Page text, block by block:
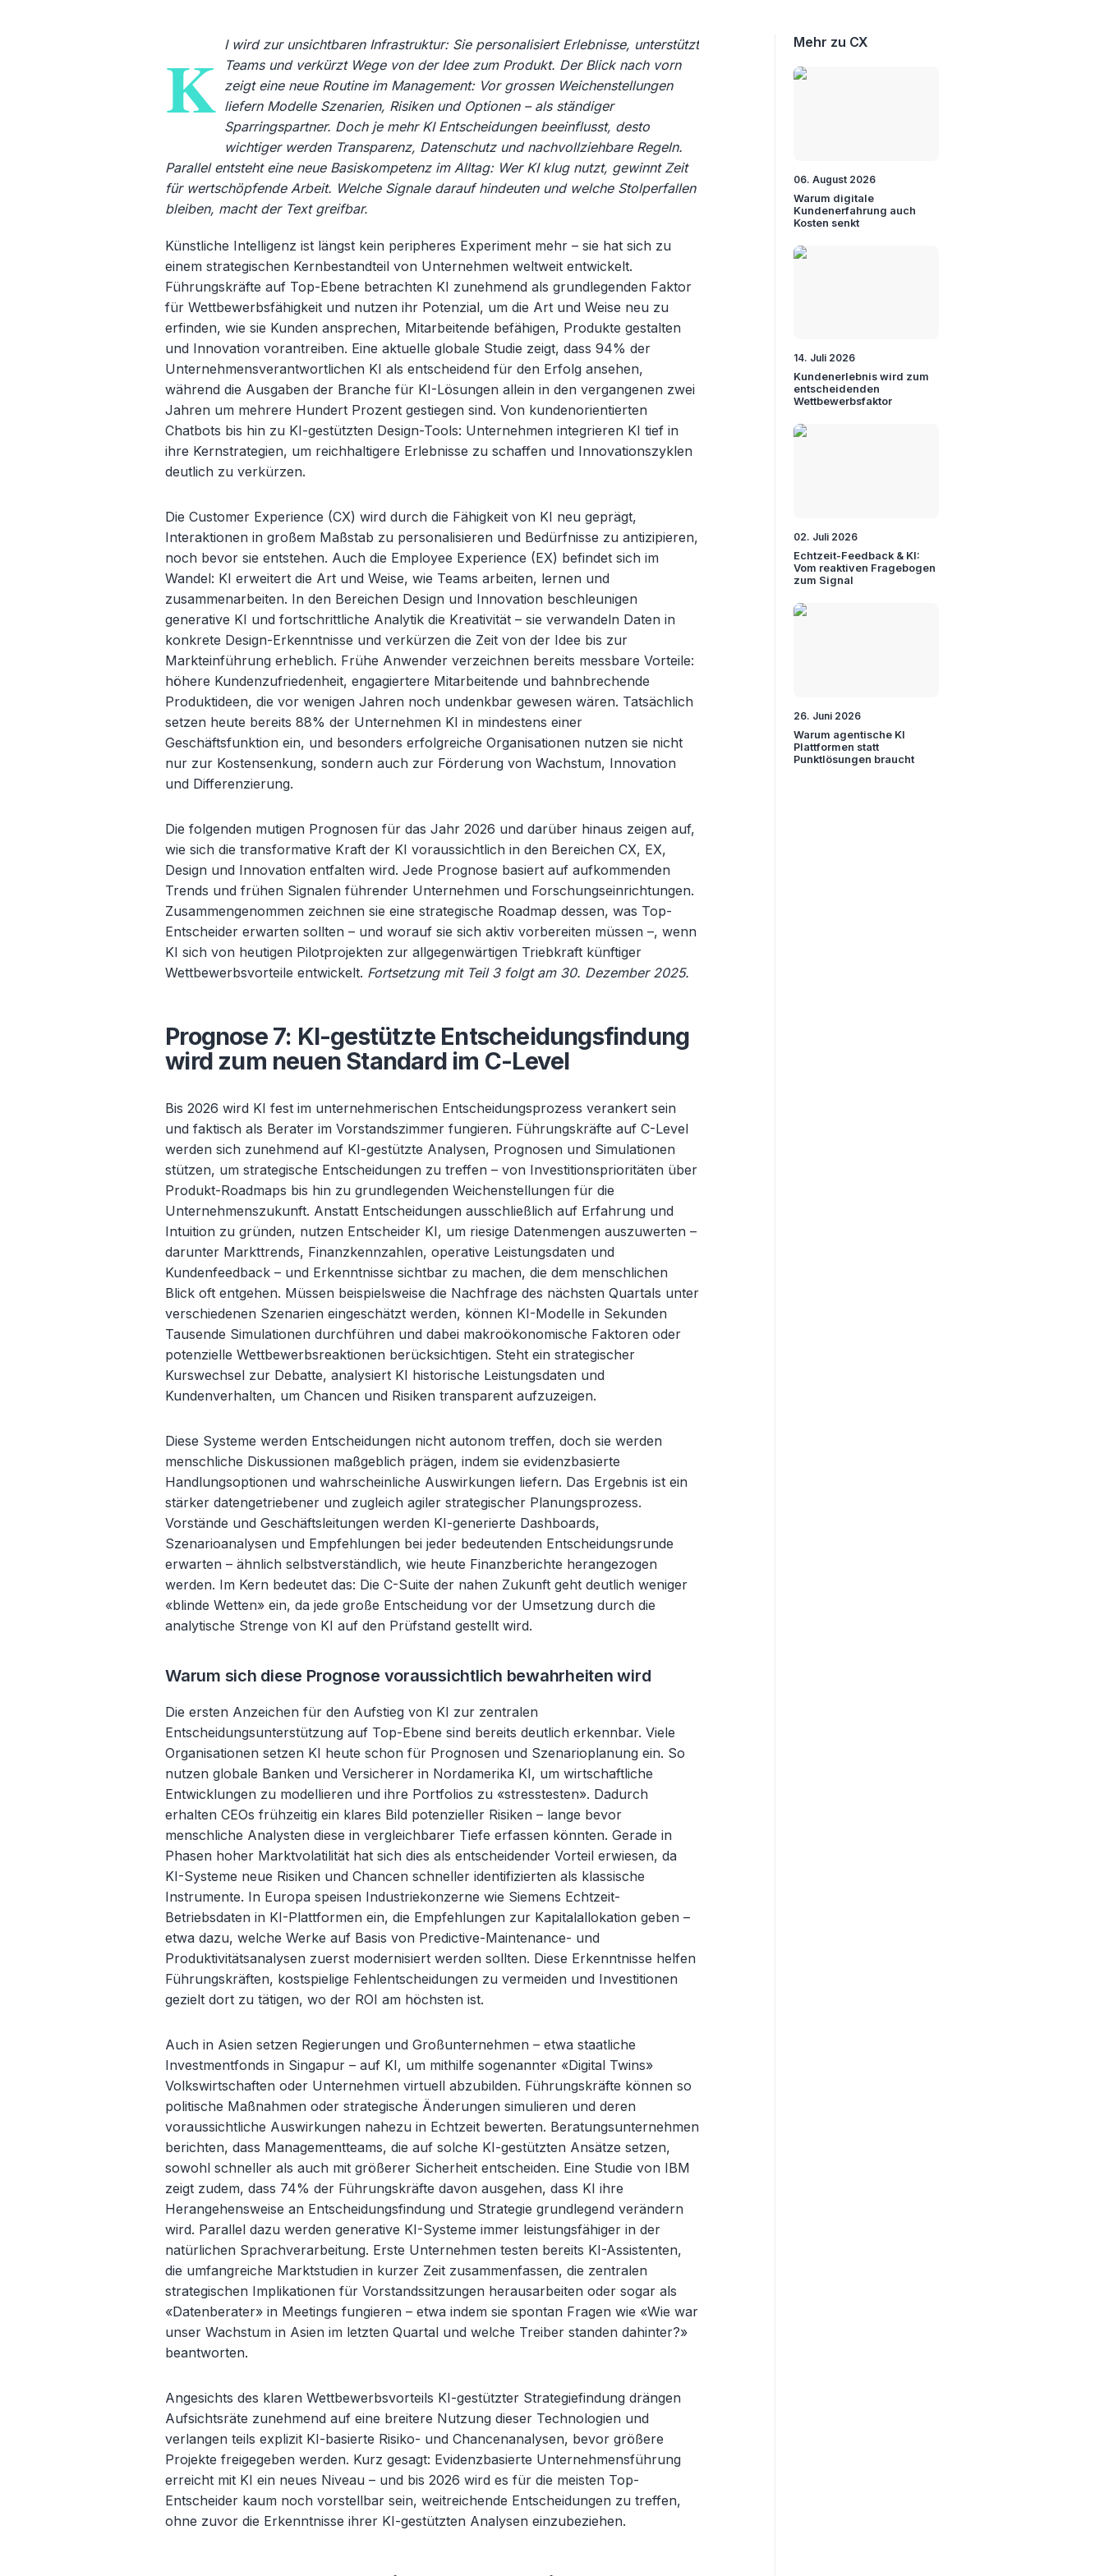
K I wird zur unsichtbaren Infrastruktur: Sie personalisiert Erlebnisse, unterstützt
Teams und verkürzt Wege von der Idee zum Produkt. Der Blick nach vorn
zeigt eine neue Routine im Management: Vor grossen Weichenstellungen
liefern Modelle Szenarien, Risiken und Optionen – als ständiger
Sparringspartner. Doch je mehr KI Entscheidungen beeinflusst, desto
wichtiger werden Transparenz, Datenschutz und nachvollziehbare Regeln.
Parallel entsteht eine neue Basiskompetenz im Alltag: Wer KI klug nutzt, gewinnt Zeit
für wertschöpfende Arbeit. Welche Signale darauf hindeuten und welche Stolperfallen
bleiben, macht der Text greifbar.
Künstliche Intelligenz ist längst kein peripheres Experiment mehr– sie hat sich zu
einem strategischen Kernbestandteil von Unternehmen weltweit entwickelt.
Führungskräfte auf Top-Ebene betrachten KI zunehmend als grundlegenden Faktor
für Wettbewerbsfähigkeit und nutzen ihr Potenzial, um die Art und Weise neu zu
erfinden, wie sie Kunden ansprechen, Mitarbeitende befähigen, Produkte gestalten
und Innovation vorantreiben. Eine aktuelle globale Studie zeigt, dass 94% der
Unternehmensverantwortlichen KI als entscheidend für den Erfolg ansehen,
während die Ausgaben der Branche für KI-Lösungen allein in den vergangenen zwei
Jahren um mehrere Hundert Prozent gestiegen sind. Von kundenorientierten
Chatbots bis hin zu KI-gestützten Design-Tools: Unternehmen integrieren KI tief in
ihre Kernstrategien, um reichhaltigere Erlebnisse zu schaffen und Innovationszyklen
deutlich zu verkürzen.
Die Customer Experience (CX) wird durch die Fähigkeit von KI neu geprägt,
Interaktionen in großem Maßstab zu personalisieren und Bedürfnisse zu antizipieren,
noch bevor sie entstehen. Auch die Employee Experience (EX) befindet sich im
Wandel: KI erweitert die Art und Weise, wie Teams arbeiten, lernen und
zusammenarbeiten. In den Bereichen Design und Innovation beschleunigen
generative KI und fortschrittliche Analytik die Kreativität– sie verwandeln Daten in
konkrete Design-Erkenntnisse und verkürzen die Zeit von der Idee bis zur
Markteinführung erheblich. Frühe Anwender verzeichnen bereits messbare Vorteile:
höhere Kundenzufriedenheit, engagiertere Mitarbeitende und bahnbrechende
Produktideen, die vor wenigen Jahren noch undenkbar gewesen wären. Tatsächlich
setzen heute bereits 88% der Unternehmen KI in mindestens einer
Geschäftsfunktion ein, und besonders erfolgreiche Organisationen nutzen sie nicht
nur zur Kostensenkung, sondern auch zur Förderung von Wachstum, Innovation
und Differenzierung.
Die folgenden mutigen Prognosen für das Jahr 2026 und darüber hinaus zeigen auf,
wie sich die transformative Kraft der KI voraussichtlich in den Bereichen CX, EX,
Design und Innovation entfalten wird. Jede Prognose basiert auf aufkommenden
Trends und frühen Signalen führender Unternehmen und Forschungseinrichtungen.
Zusammengenommen zeichnen sie eine strategische Roadmap dessen, was Top-
Entscheider erwarten sollten– und worauf sie sich aktiv vorbereiten müssen–, wenn
KI sich von heutigen Pilotprojekten zur allgegenwärtigen Triebkraft künftiger
Wettbewerbsvorteile entwickelt. Fortsetzung mit Teil 3 folgt am 30. Dezember 2025.
Prognose 7: KI-gestützte Entscheidungsfindung
wird zum neuen Standard im C-Level
Bis 2026 wird KI fest im unternehmerischen Entscheidungsprozess verankert sein
und faktisch als Berater im Vorstandszimmer fungieren. Führungskräfte auf C-Level
werden sich zunehmend auf KI-gestützte Analysen, Prognosen und Simulationen
stützen, um strategische Entscheidungen zu treffen– von Investitionsprioritäten über
Produkt-Roadmaps bis hin zu grundlegenden Weichenstellungen für die
Unternehmenszukunft. Anstatt Entscheidungen ausschließlich auf Erfahrung und
Intuition zu gründen, nutzen Entscheider KI, um riesige Datenmengen auszuwerten–
darunter Markttrends, Finanzkennzahlen, operative Leistungsdaten und
Kundenfeedback – und Erkenntnisse sichtbar zu machen, die dem menschlichen
Blick oft entgehen. Müssen beispielsweise die Nachfrage des nächsten Quartals unter
verschiedenen Szenarien eingeschätzt werden, können KI-Modelle in Sekunden
Tausende Simulationen durchführen und dabei makroökonomische Faktoren oder
potenzielle Wettbewerbsreaktionen berücksichtigen. Steht ein strategischer
Kurswechsel zur Debatte, analysiert KI historische Leistungsdaten und
Kundenverhalten, um Chancen und Risiken transparent aufzuzeigen.
Diese Systeme werden Entscheidungen nicht autonom treffen, doch sie werden
menschliche Diskussionen maßgeblich prägen, indem sie evidenzbasierte
Handlungsoptionen und wahrscheinliche Auswirkungen liefern. Das Ergebnis ist ein
stärker datengetriebener und zugleich agiler strategischer Planungsprozess.
Vorstände und Geschäftsleitungen werden KI-generierte Dashboards,
Szenarioanalysen und Empfehlungen bei jeder bedeutenden Entscheidungsrunde
erwarten–ähnlich selbstverständlich, wie heute Finanzberichte herangezogen
werden. Im Kern bedeutet das: Die C-Suite der nahen Zukunft geht deutlich weniger
«blinde Wetten» ein, da jede große Entscheidung vor der Umsetzung durch die
analytische Strenge von KI auf den Prüfstand gestellt wird.
Warum sich diese Prognose voraussichtlich bewahrheiten wird
Die ersten Anzeichen für den Aufstieg von KI zur zentralen
Entscheidungsunterstützung auf Top-Ebene sind bereits deutlich erkennbar. Viele
Organisationen setzen KI heute schon für Prognosen und Szenarioplanung ein. So
nutzen globale Banken und Versicherer in Nordamerika KI, um wirtschaftliche
Entwicklungen zu modellieren und ihre Portfolios zu «stresstesten». Dadurch
erhalten CEOs frühzeitig ein klares Bild potenzieller Risiken– lange bevor
menschliche Analysten diese in vergleichbarer Tiefe erfassen könnten. Gerade in
Phasen hoher Marktvolatilität hat sich dies als entscheidender Vorteil erwiesen, da
KI-Systeme neue Risiken und Chancen schneller identifizierten als klassische
Instrumente. In Europa speisen Industriekonzerne wie Siemens Echtzeit-
Betriebsdaten in KI-Plattformen ein, die Empfehlungen zur Kapitalallokation geben–
etwa dazu, welche Werke auf Basis von Predictive-Maintenance- und
Produktivitätsanalysen zuerst modernisiert werden sollten. Diese Erkenntnisse helfen
Führungskräften, kostspielige Fehlentscheidungen zu vermeiden und Investitionen
gezielt dort zu tätigen, wo der ROI am höchsten ist.
Auch in Asien setzen Regierungen und Großunternehmen– etwa staatliche
Investmentfonds in Singapur – auf KI, um mithilfe sogenannter «Digital Twins»
Volkswirtschaften oder Unternehmen virtuell abzubilden. Führungskräfte können so
politische Maßnahmen oder strategische Änderungen simulieren und deren
voraussichtliche Auswirkungen nahezu in Echtzeit bewerten. Beratungsunternehmen
berichten, dass Managementteams, die auf solche KI-gestützten Ansätze setzen,
sowohl schneller als auch mit größerer Sicherheit entscheiden. Eine Studie von IBM
zeigt zudem, dass 74% der Führungskräfte davon ausgehen, dass KI ihre
Herangehensweise an Entscheidungsfindung und Strategie grundlegend verändern
wird. Parallel dazu werden generative KI-Systeme immer leistungsfähiger in der
natürlichen Sprachverarbeitung. Erste Unternehmen testen bereits KI-Assistenten,
die umfangreiche Marktstudien in kurzer Zeit zusammenfassen, die zentralen
strategischen Implikationen für Vorstandssitzungen herausarbeiten oder sogar als
«Datenberater» in Meetings fungieren – etwa indem sie spontan Fragen wie «Wie war
unser Wachstum in Asien im letzten Quartal und welche Treiber standen dahinter?»
beantworten.
Angesichts des klaren Wettbewerbsvorteils KI-gestützter Strategiefindung drängen
Aufsichtsräte zunehmend auf eine breitere Nutzung dieser Technologien und
verlangen teils explizit KI-basierte Risiko- und Chancenanalysen, bevor größere
Projekte freigegeben werden. Kurz gesagt: Evidenzbasierte Unternehmensführung
erreicht mit KI ein neues Niveau– und bis 2026 wird es für die meisten Top-
Entscheider kaum noch vorstellbar sein, weitreichende Entscheidungen zu treffen,
ohne zuvor die Erkenntnisse ihrer KI-gestützten Analysen einzubeziehen.
Mehr zu CX
06. August 2026
Warum digitale
Kundenerfahrung auch
Kosten senkt
14. Juli 2026
Kundenerlebnis wird zum
entscheidenden
Wettbewerbsfaktor
02. Juli 2026
Echtzeit-Feedback & KI:
Vom reaktiven Fragebogen
zum Signal
26. Juni 2026
Warum agentische KI
Plattformen statt
Punktlösungen braucht